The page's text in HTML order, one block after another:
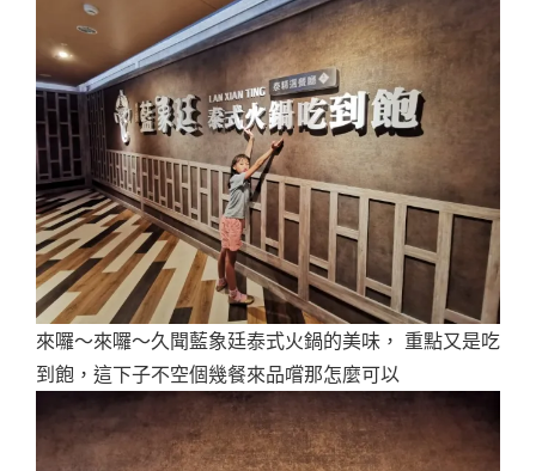
來囉～來囉～久聞藍象廷泰式火鍋的美味， 重點又是吃
到飽，這下子不空個幾餐來品嚐那怎麼可以